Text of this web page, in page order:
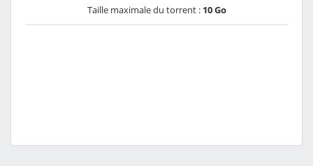
Taille maximale du torrent : 10 Go